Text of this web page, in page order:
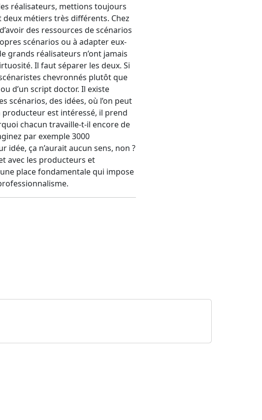
réalisateurs, mettions toujours
métiers très différents. Chez
des ressources de scénarios
scénarios ou à adapter eux-
grands réalisateurs n’ont jamais
Il faut séparer les deux. Si
chevronnés plutôt que
d’un script doctor. Il existe
scénarios, des idées, où l’on peut
producteur est intéressé, il prend
chacun travaille-t-il encore de
par exemple 3000
idée, ça n’aurait aucun sens, non ?
avec les producteurs et
place fondamentale qui impose